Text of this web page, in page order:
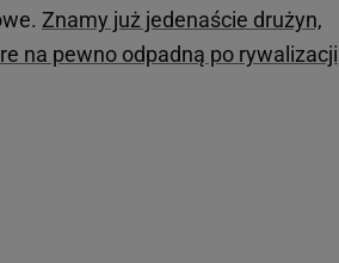
Znamy już jedenaście drużyn,
na pewno odpadną po rywalizacji